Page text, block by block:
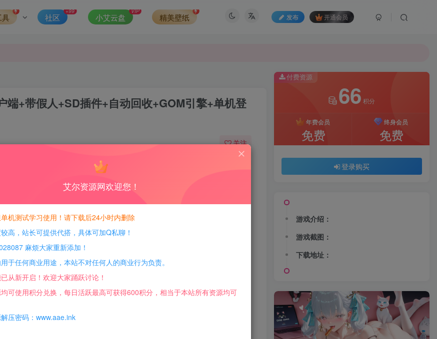
发布 开通会员
具 社区
+99
小艾云盘
VIP
精美壁纸
向站长举报
端+带假人+SD插件+自动回收+GOM引擎+单机登
关注
费兑换！
图黑，装备看不见，用13-17年客户端即可。推荐
360吃掉没
付费资源
66 积分
年费会员
免费
终身会员
免费
登录购买
游戏介绍：
游戏截图：
下载地址：
艾尔资源网欢迎您！
机测试学习使用！请下载后24小时内删除
高，站长可提供代搭，具体可加Q私聊！
麻烦大家重新添加！
于任何商业用途，本站不对任何人的商业行为负责。
从新开启！欢迎大家踊跃讨论！
可使用积分兑换，每日活跃最高可获得600积分，相当于本站所有资源均可
压密码：www.aae.ink